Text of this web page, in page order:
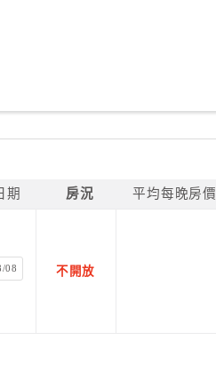
期 房況 平均每晚房價
08 不開放